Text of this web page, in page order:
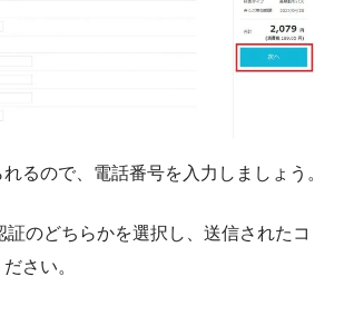
るので、電話番号を入力しましょう。
証のどちらかを選択し、送信されたコ
さい。